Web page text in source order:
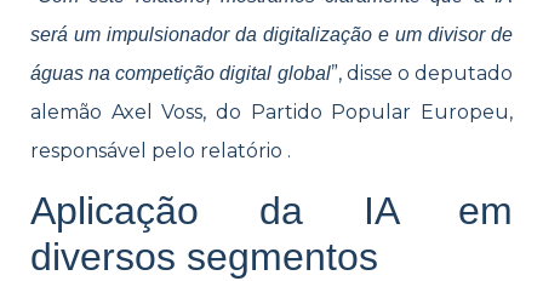
será um impulsionador da digitalização e um divisor de
águas na competição digital global”, disse o deputado
alemão Axel Voss, do Partido Popular Europeu,
responsável pelo relatório .
Aplicação da IA em
diversos segmentos